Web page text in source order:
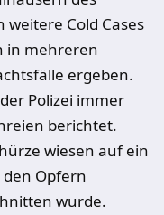
Cold Cases
in mehreren
ergeben.
Polizei immer
berichtet.
wiesen auf ein
Opfern
wurde.